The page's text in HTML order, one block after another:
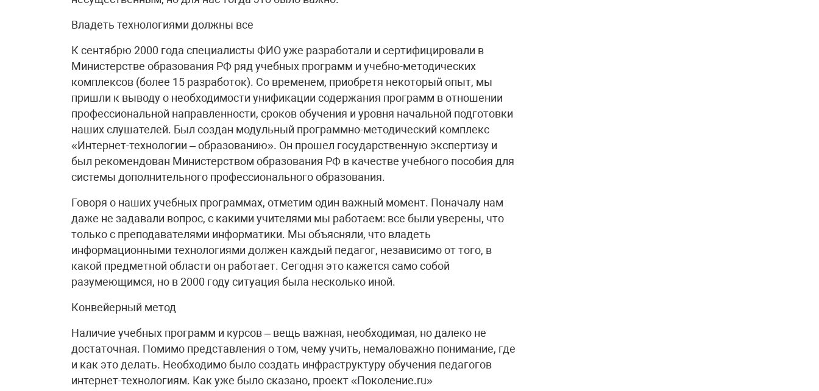
Владеть технологиями должны все
К сентябрю 2000 года специалисты ФИО уже разработали и сертифицировали в
Министерстве образования РФ ряд учебных программ и учебно-методических
комплексов (более 15 разработок). Со временем, приобретя некоторый опыт, мы
пришли к выводу о необходимости унификации содержания программ в отношении
профессиональной направленности, сроков обучения и уровня начальной подготовки
наших слушателей. Был создан модульный программно-методический комплекс
«Интернет-технологии – образованию». Он прошел государственную экспертизу и
был рекомендован Министерством образования РФ в качестве учебного пособия для
системы дополнительного профессионального образования.
Говоря о наших учебных программах, отметим один важный момент. Поначалу нам
даже не задавали вопрос, с какими учителями мы работаем: все были уверены, что
только с преподавателями информатики. Мы объясняли, что владеть
информационными технологиями должен каждый педагог, независимо от того, в
какой предметной области он работает. Сегодня это кажется само собой
разумеющимся, но в 2000 году ситуация была несколько иной.
Конвейерный метод
Наличие учебных программ и курсов – вещь важная, необходимая, но далеко не
достаточная. Помимо представления о том, чему учить, немаловажно понимание, где
и как это делать. Необходимо было создать инфраструктуру обучения педагогов
интернет-технологиям. Как уже было сказано, проект «Поколение.ru»